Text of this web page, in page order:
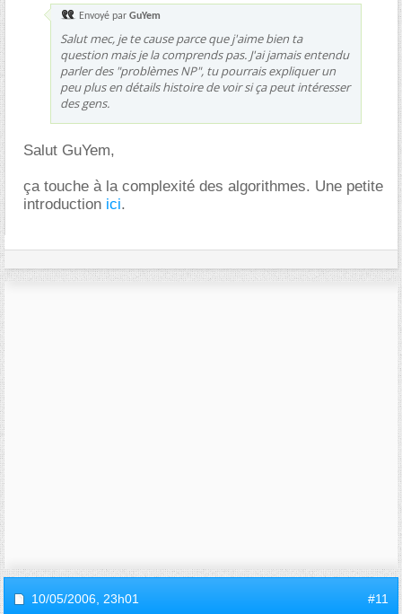
Envoyé par GuYem
Salut mec, je te cause parce que j'aime bien ta
question mais je la comprends pas. J'ai jamais entendu
parler des "problèmes NP", tu pourrais expliquer un
peu plus en détails histoire de voir si ça peut intéresser
des gens.
Salut GuYem,
ça touche à la complexité des algorithmes. Une petite
introduction ici.
10/05/2006, 23h01 #11